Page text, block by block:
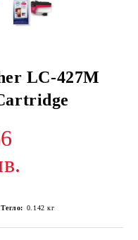
LC-427M
Тегло: 0.142 кг